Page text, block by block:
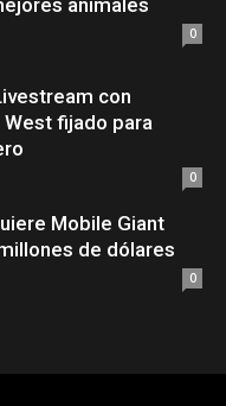
0
con
fijado para
0
Mobile Giant
de dólares
0